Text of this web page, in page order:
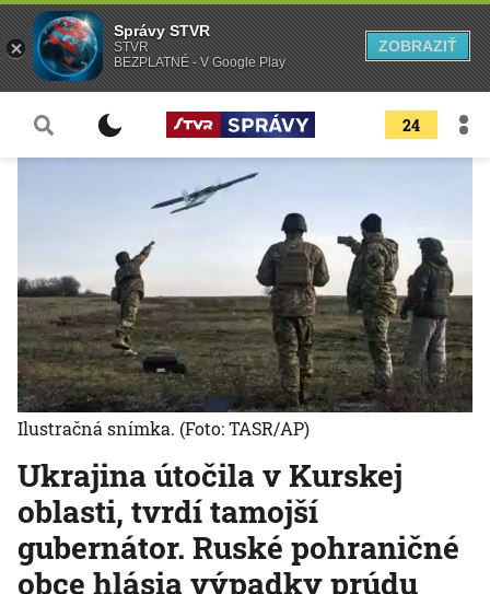
24
Ukrajina útočila v Kurskej
oblasti, tvrdí tamojší
gubernátor. Ruské pohraničné
obce hlásia výpadky prúdu
Ilustračná snímka. (Foto: TASR/AP)
Správy STVR
STVR
BEZPLATNÉ - V Google Play
ZOBRAZIŤ